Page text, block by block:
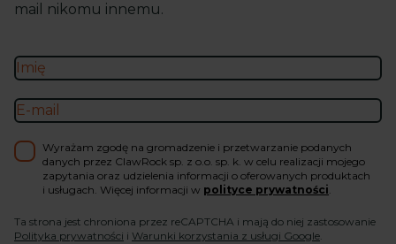
mail nikomu innemu.
Wyrażam zgodę na gromadzenie i przetwarzanie podanych
danych przez ClawRock sp. z o.o. sp. k. w celu realizacji mojego
zapytania oraz udzielenia informacji o oferowanych produktach
i usługach. Więcej informacji w polityce prywatności.
Ta strona jest chroniona przez reCAPTCHA i mają do niej zastosowanie
Polityka prywatności i Warunki korzystania z usługi Google.